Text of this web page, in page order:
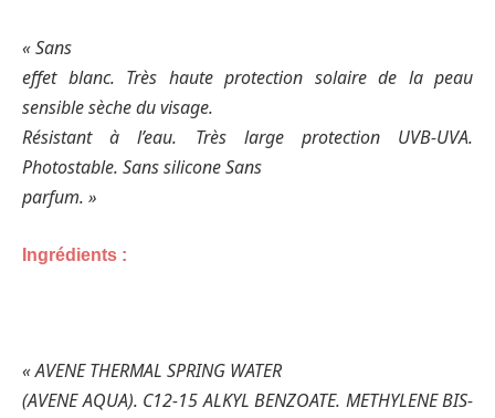
« Sans
effet blanc. Très haute protection solaire de la peau
sensible sèche du visage.
Résistant à l’eau. Très large protection UVB-UVA.
Photostable. Sans silicone Sans
parfum. »
Ingrédients :
« AVENE THERMAL SPRING WATER
(AVENE AQUA). C12-15 ALKYL BENZOATE. METHYLENE BIS-